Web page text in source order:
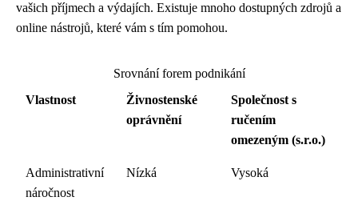
vašich příjmech a výdajích. Existuje mnoho dostupných zdrojů a
online nástrojů, které vám s tím pomohou.
Srovnání forem podnikání
Vlastnost
Živnostenské
oprávnění
Společnost s
ručením
omezeným (s.r.o.)
Administrativní
náročnost
Nízká Vysoká